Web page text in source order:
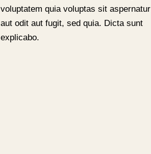
voluptatem quia voluptas sit aspernatur
aut odit aut fugit, sed quia. Dicta sunt
explicabo.